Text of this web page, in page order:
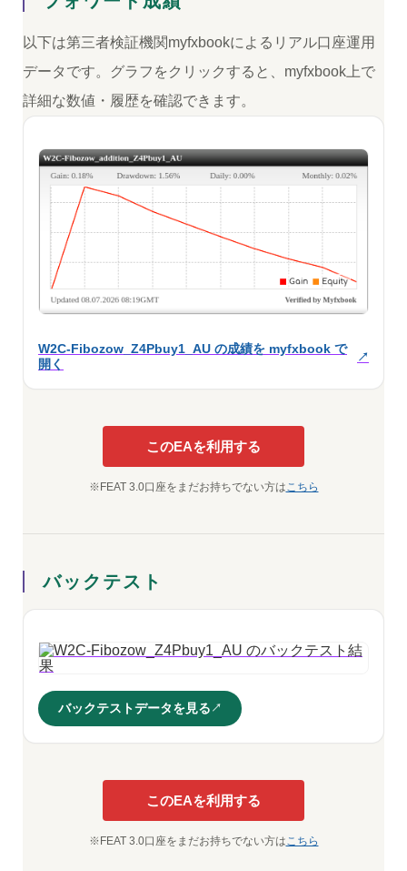
以下は第三者検証機関myfxbookによるリアル口座運用
データです。グラフをクリックすると、myfxbook上で
詳細な数値・履歴を確認できます。
W2C-Fibozow_Z4Pbuy1_AU の成績を myfxbook で
開く
このEAを利用する
※FEAT 3.0口座をまだお持ちでない方はこちら
バックテスト
バックテストデータを見る
このEAを利用する
※FEAT 3.0口座をまだお持ちでない方はこちら